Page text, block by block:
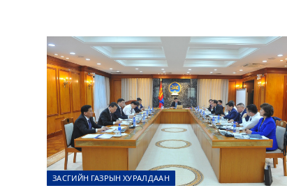
ЗАСГИЙН ГАЗРЫН ХУРАЛДААН